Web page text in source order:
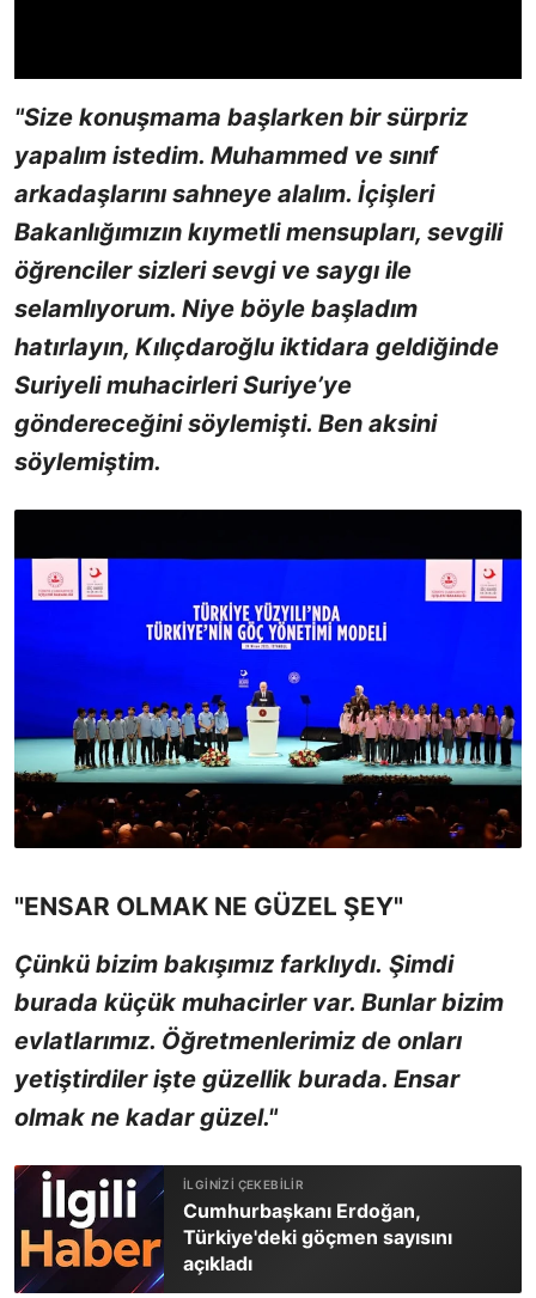
"Size konuşmama başlarken bir sürpriz
yapalım istedim. Muhammed ve sınıf
arkadaşlarını sahneye alalım. İçişleri
Bakanlığımızın kıymetli mensupları, sevgili
öğrenciler sizleri sevgi ve saygı ile
selamlıyorum. Niye böyle başladım
hatırlayın, Kılıçdaroğlu iktidara geldiğinde
Suriyeli muhacirleri Suriye’ye
göndereceğini söylemişti. Ben aksini
söylemiştim.
"ENSAR OLMAK NE GÜZEL ŞEY"
Çünkü bizim bakışımız farklıydı. Şimdi
burada küçük muhacirler var. Bunlar bizim
evlatlarımız. Öğretmenlerimiz de onları
yetiştirdiler işte güzellik burada. Ensar
olmak ne kadar güzel."
Cumhurbaşkanı Erdoğan,
Türkiye'deki göçmen sayısını
açıkladı